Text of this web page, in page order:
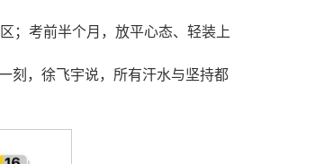
；考前半个月，放平心态、轻装上
刻，徐飞宇说，所有汗水与坚持都